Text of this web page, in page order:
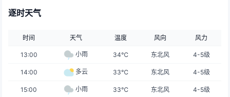
逐时天气
时间 天气 温度 风向 风力
13:00 小雨 34℃ 东北风 4-5级
14:00 多云 33℃ 东北风 4-5级
15:00 小雨 33℃ 东北风 4-5级